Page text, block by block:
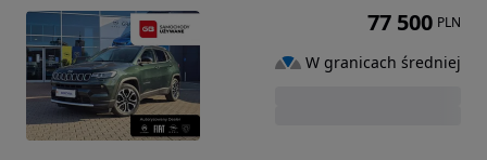
77 500 PLN
W granicach średniej